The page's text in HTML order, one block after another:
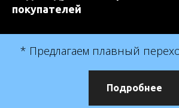
покупателей
* Предлагаем плавный
Подробнее